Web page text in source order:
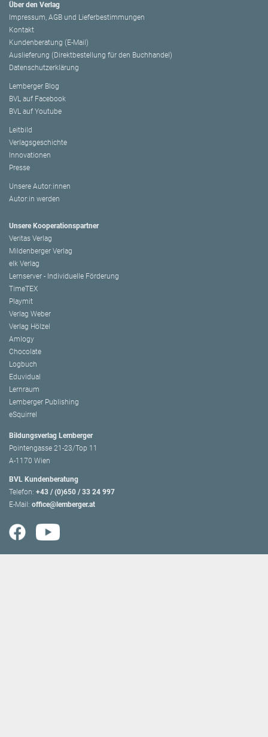
Über den Verlag
Impressum, AGB und Lieferbestimmungen
Kontakt
Kundenberatung (E-Mail)
Auslieferung (Direktbestellung für den Buchhandel)
Datenschutzerklärung
Lemberger Blog
BVL auf Facebook
BVL auf Youtube
Leitbild
Verlagsgeschichte
Innovationen
Presse
Unsere Autor:innen
Autor:in werden
Unsere Kooperationspartner
Veritas Verlag
Mildenberger Verlag
elk Verlag
Lernserver - Individuelle Förderung
TimeTEX
Playmit
Verlag Weber
Verlag Hölzel
Amlogy
Chocolate
Logbuch
Eduvidual
Lernraum
Lemberger Publishing
eSquirrel
Bildungsverlag Lemberger
Pointengasse 21-23/Top 11
A-1170 Wien
BVL Kundenberatung
Telefon: +43 / (0)650 / 33 24 997
E-Mail: office@lemberger.at